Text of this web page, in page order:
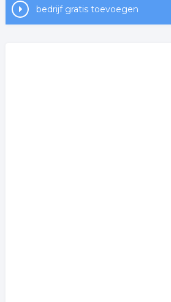
bedrijf gratis toevoegen